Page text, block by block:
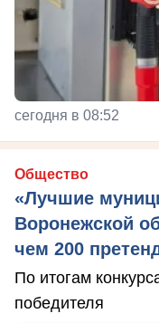
сегодня в 08:52
Общество
«Лучшие
Воронежской
чем 200
По итогам
победителя